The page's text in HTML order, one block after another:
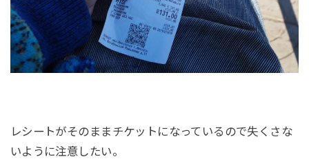
レシートがそのままチケットになっているので失くさな
いように注意したい。